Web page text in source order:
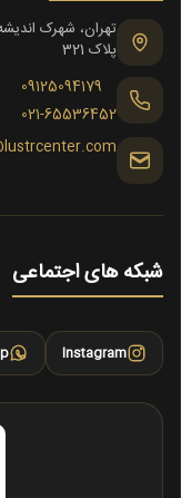
پلاک 321
09125094179
021-65536452
شبکه های اجتماعی
Instagram